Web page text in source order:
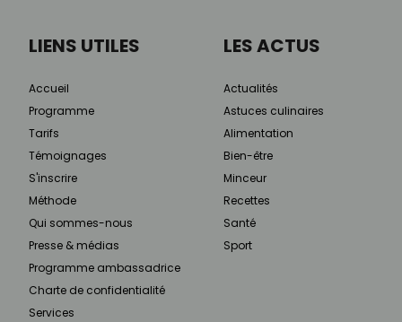
LIENS UTILES
Accueil
Programme
Tarifs
Témoignages
S'inscrire
Méthode
Qui sommes-nous
Presse & médias
Programme ambassadrice
Charte de confidentialité
Services
LES ACTUS
Actualités
Astuces culinaires
Alimentation
Bien-être
Minceur
Recettes
Santé
Sport